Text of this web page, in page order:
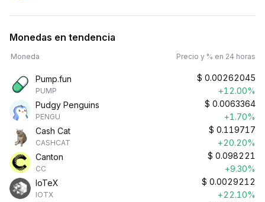
Monedas en tendencia
Moneda Precio y % en 24 horas
Pump.fun
PUMP
$ 0.00262045
+12.00%
Pudgy Penguins
PENGU
$ 0.0063364
+1.70%
Cash Cat
CASHCAT
$ 0.119717
+20.20%
Canton
CC
$ 0.098221
+9.30%
IoTeX
IOTX
$ 0.0029212
+22.10%